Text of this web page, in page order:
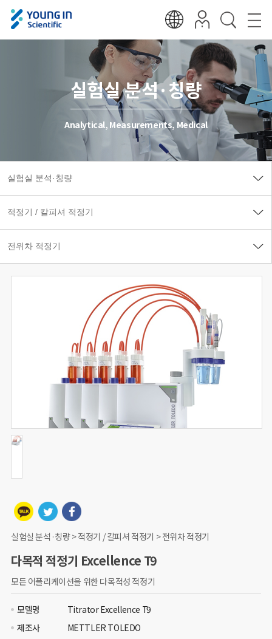
실험실 분석·칭량
Analytical, Measurements, Medical
실험실 분석·칭량 > 적정기 / 칼피셔 적정기 > 전위차 적정기
다목적 적정기 Excellence T9
모든 어플리케이션을 위한 다목적성 적정기
모델명
Titrator Excellence T9
제조사
METTLER TOLEDO